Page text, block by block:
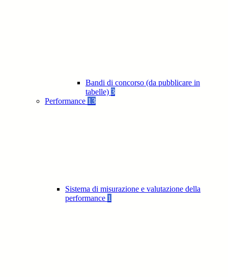
Bandi di concorso (da pubblicare in
tabelle) 3
Performance 13
Sistema di misurazione e valutazione della
performance 1